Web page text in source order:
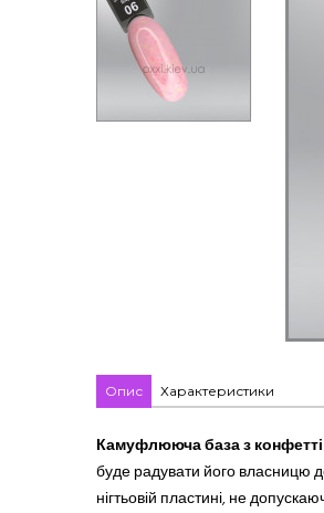
Опис Характеристики
Камуфлююча база з конфетті
буде радувати його власницю
нігтьовій пластині, не